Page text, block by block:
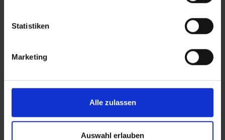
Statistiken
Marketing
Alle zulassen
Auswahl erlauben
Skin Karkasse